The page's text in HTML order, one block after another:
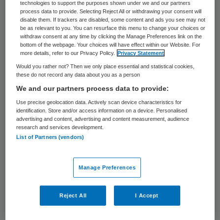
ingewikkeld. Het Emma Kinderziekenhuis
van Amsterdam UMC behandelt al tientallen
jaren kinderen met zeldzame
buikproblemen. “Vroege herkenning van
deze aandoeningen is essentieel voor een
goede behandeling”, aldus Amsterdam UMC.
One-stop-shop
Daarom bundelt het Emma Kinderziekenhuis
expertise op dit terrein middels een nieuwe
aanpak. Het Kinderbuikcentrum is de eerste
plek waar kinderen uit heel Nederland bij
een multidisciplinair team van experts
technologies to support the purposes shown under we and our partners
process data to provide. Selecting Reject All or withdrawing your consent will
disable them. If trackers are disabled, some content and ads you see may not
be as relevant to you. You can resurface this menu to change your choices or
withdraw consent at any time by clicking the Manage Preferences link on the
bottom of the webpage. Your choices will have effect within our Website. For
more details, refer to our Privacy Policy.
Privacy Statement
Would you rather not? Then we only place essential and statistical cookies,
these do not record any data about you as a person
We and our partners process data to provide:
Use precise geolocation data. Actively scan device characteristics for
identification. Store and/or access information on a device. Personalised
advertising and content, advertising and content measurement, audience
research and services development.
List of Partners (vendors)
Manage Preferences
Reject All I Accept